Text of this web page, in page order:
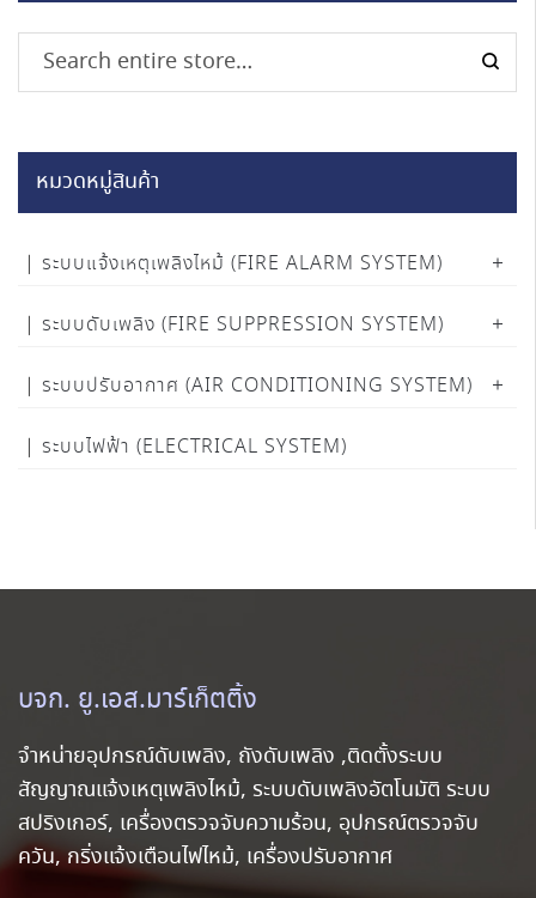
หมวดหมู่สินค้า
ระบบแจ้งเหตุเพลิงไหม้ (FIRE ALARM SYSTEM)
ระบบดับเพลิง (FIRE SUPPRESSION SYSTEM)
ระบบปรับอากาศ (AIR CONDITIONING SYSTEM)
ระบบไฟฟ้า (ELECTRICAL SYSTEM)
บจก. ยู.เอส.มาร์เก็ตติ้ง
จำหน่ายอุปกรณ์ดับเพลิง, ถังดับเพลิง ,ติดตั้งระบบ
สัญญาณแจ้งเหตุเพลิงไหม้, ระบบดับเพลิงอัตโนมัติ ระบบ
สปริงเกอร์, เครื่องตรวจจับความร้อน, อุปกรณ์ตรวจจับ
ควัน, กริ่งแจ้งเตือนไฟไหม้, เครื่องปรับอากาศ